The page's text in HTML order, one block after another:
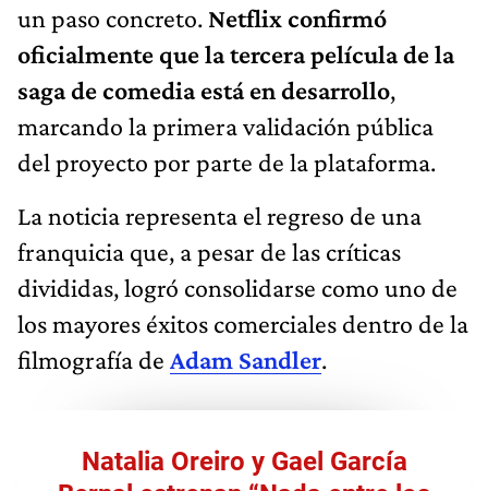
un paso concreto. Netflix confirmó
oficialmente que la tercera película de la
saga de comedia está en desarrollo,
marcando la primera validación pública
del proyecto por parte de la plataforma.
La noticia representa el regreso de una
franquicia que, a pesar de las críticas
divididas, logró consolidarse como uno de
los mayores éxitos comerciales dentro de la
filmografía de Adam Sandler.
Natalia Oreiro y Gael García